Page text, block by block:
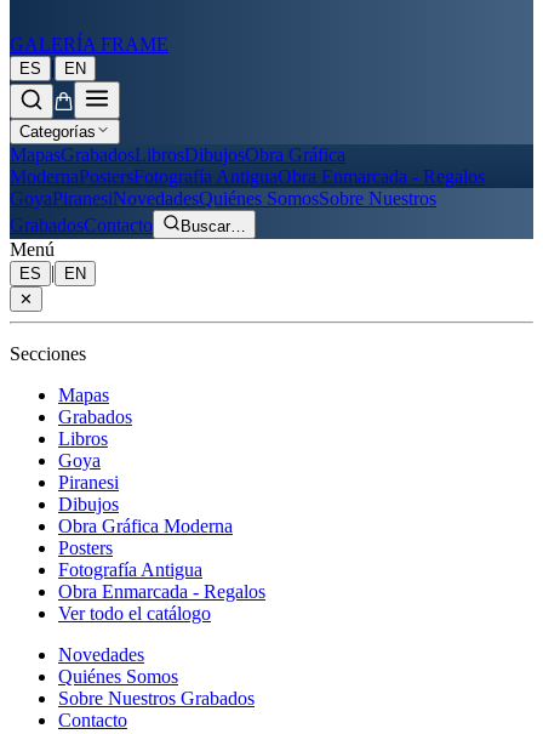
GALERÍA FRAME
ES | EN
Categorías
MapasGrabadosLibrosDibujosObra Gráfica
ModernaPostersFotografía AntiguaObra Enmarcada - Regalos
GoyaPiranesiNovedadesQuiénes SomosSobre Nuestros
GrabadosContacto Buscar…
Menú
ES |
EN
✕
Secciones
Mapas
Grabados
Libros
Goya
Piranesi
Dibujos
Obra Gráfica Moderna
Posters
Fotografía Antigua
Obra Enmarcada - Regalos
Ver todo el catálogo
Novedades
Quiénes Somos
Sobre Nuestros Grabados
Contacto